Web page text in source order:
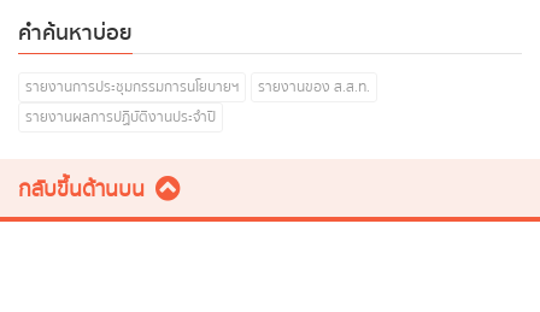
คำค้นหาบ่อย
รายงานการประชุมกรรมการนโยบายฯ
รายงานของ ส.ส.ท.
รายงานผลการปฏิบัติงานประจำปี
กลับขึ้นด้านบน